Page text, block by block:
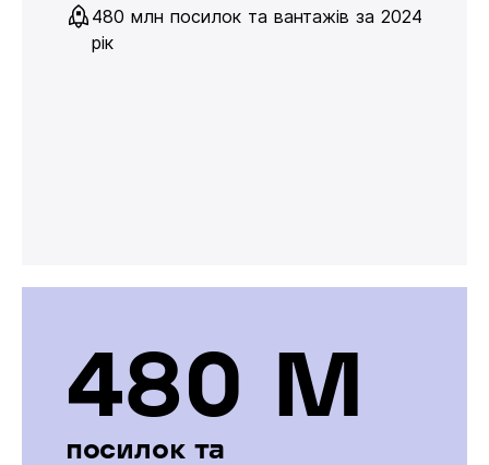
480 млн посилок та вантажів за 2024
рік
480 М
посилок та